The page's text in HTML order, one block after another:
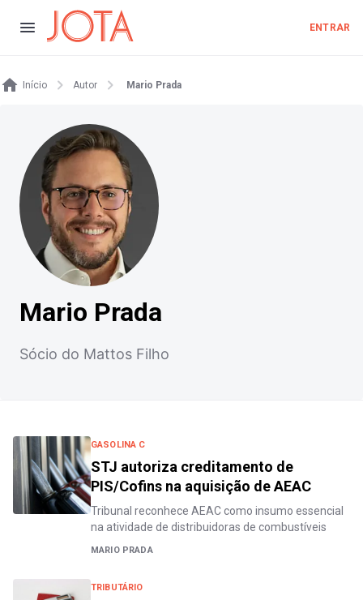
ENTRAR
Início Autor Mario Prada
Mario Prada
Sócio do Mattos Filho
GASOLINA C
STJ autoriza creditamento de
PIS/Cofins na aquisição de AEAC
Tribunal reconhece AEAC como insumo essencial
na atividade de distribuidoras de combustíveis
MARIO PRADA
TRIBUTÁRIO